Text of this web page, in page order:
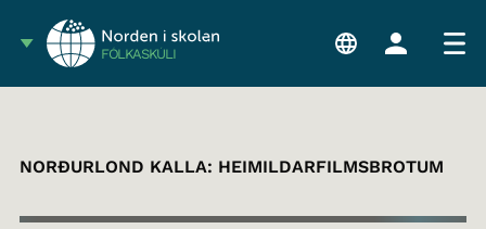
FÓLKASKÚLI
NORÐURLOND KALLA: HEIMILDARFILMSBROTUM